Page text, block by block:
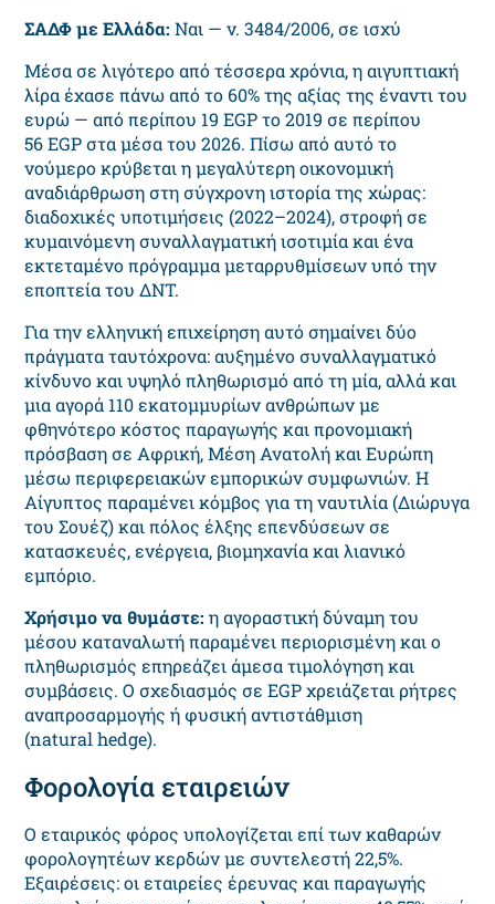
ΣΑΔΦ με Ελλάδα:Ναι — ν. 3484/2006, σε ισχύ
Μέσα σε λιγότερο από τέσσερα χρόνια, η αιγυπτιακή
λίρα έχασε πάνω από το 60% της αξίας της έναντι του
ευρώ — από περίπου 19 EGP το 2019 σε περίπου
56 EGP στα μέσα του 2026. Πίσω από αυτό το
νούμερο κρύβεται η μεγαλύτερη οικονομική
αναδιάρθρωση στη σύγχρονη ιστορία της χώρας:
διαδοχικές υποτιμήσεις (2022–2024), στροφή σε
κυμαινόμενη συναλλαγματική ισοτιμία και ένα
εκτεταμένο πρόγραμμα μεταρρυθμίσεων υπό την
εποπτεία του ΔΝΤ.
Για την ελληνική επιχείρηση αυτό σημαίνει δύο
πράγματα ταυτόχρονα: αυξημένο συναλλαγματικό
κίνδυνο και υψηλό πληθωρισμό από τη μία, αλλά και
μια αγορά 110 εκατομμυρίων ανθρώπων με
φθηνότερο κόστος παραγωγής και προνομιακή
πρόσβαση σε Αφρική, Μέση Ανατολή και Ευρώπη
μέσω περιφερειακών εμπορικών συμφωνιών. Η
Αίγυπτος παραμένει κόμβος για τη ναυτιλία (Διώρυγα
του Σουέζ) και πόλος έλξης επενδύσεων σε
κατασκευές, ενέργεια, βιομηχανία και λιανικό
εμπόριο.
Χρήσιμο να θυμάστε:η αγοραστική δύναμη του
μέσου καταναλωτή παραμένει περιορισμένη και ο
πληθωρισμός επηρεάζει άμεσα τιμολόγηση και
συμβάσεις. Ο σχεδιασμός σε EGP χρειάζεται ρήτρες
αναπροσαρμογής ή φυσική αντιστάθμιση
(natural hedge).
Φορολογία εταιρειών
Ο εταιρικός φόρος υπολογίζεται επί των καθαρών
φορολογητέων κερδών με συντελεστή 22,5%.
Εξαιρέσεις: οι εταιρείες έρευνας και παραγωγής